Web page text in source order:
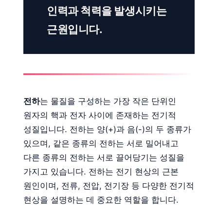
인력과 척력을 발생시키는
근원입니다.
전하는 물질을 구성하는 가장 작은 단위인
원자의 핵과 전자 사이에 존재하는 전기적
성질입니다. 전하는 양(+)과 음(-)의 두 종류가
있으며, 같은 종류의 전하는 서로 밀어내고
다른 종류의 전하는 서로 끌어당기는 성질을
가지고 있습니다. 전하는 전기 현상의 근본
원인이며, 전류, 전압, 전기장 등 다양한 전기적
현상을 설명하는 데 중요한 역할을 합니다.